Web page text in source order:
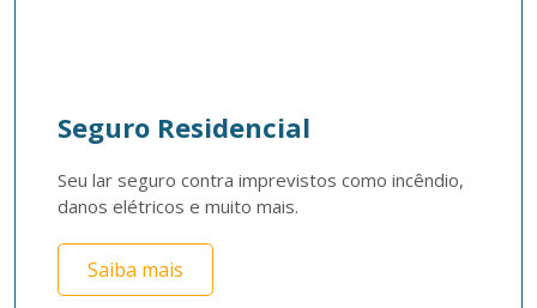
Seguro Residencial
Seu lar seguro contra imprevistos como incêndio,
danos elétricos e muito mais.
Saiba mais